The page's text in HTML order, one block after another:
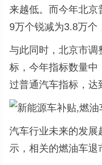
来越低。而今年北京
9万个锐减为3.8万个
与此同时，北京市调
标，今年指标数量中
过普通汽车指标，达
汽车行业未来的发展
示，相关的燃油车退